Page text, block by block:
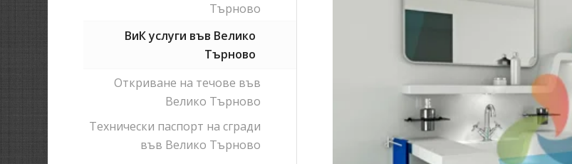
Търново
ВиК услуги във Велико
Търново
Откриване на течове във
Велико Търново
Технически паспорт на сгради
във Велико Търново